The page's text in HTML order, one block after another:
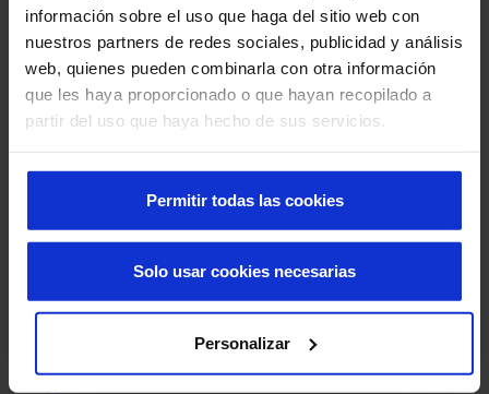
información sobre el uso que haga del sitio web con
nuestros partners de redes sociales, publicidad y análisis
web, quienes pueden combinarla con otra información
que les haya proporcionado o que hayan recopilado a
partir del uso que haya hecho de sus servicios.
Permitir todas las cookies
Personalizar
Solo usar cookies necesarias
Si lo prefieres, llámanos o escríbenos y con gusto
+34 93 591 57 00
manusa@manusa.com